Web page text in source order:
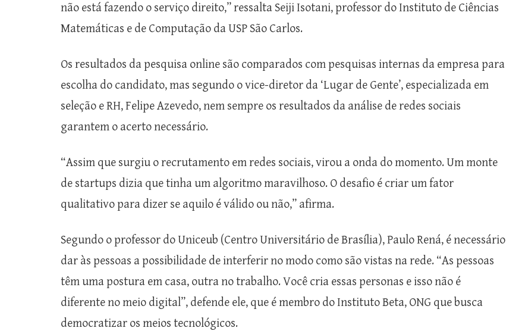
não está fazendo o serviço direito,” ressalta Seiji Isotani, professor do Instituto de Ciências
Matemáticas e de Computação da USP São Carlos.
Os resultados da pesquisa online são comparados com pesquisas internas da empresa para
escolha do candidato, mas segundo o vice-diretor da ‘Lugar de Gente’, especializada em
seleção e RH, Felipe Azevedo, nem sempre os resultados da análise de redes sociais
garantem o acerto necessário.
“Assim que surgiu o recrutamento em redes sociais, virou a onda do momento. Um monte
de startups dizia que tinha um algoritmo maravilhoso. O desafio é criar um fator
qualitativo para dizer se aquilo é válido ou não,” afirma.
Segundo o professor do Uniceub (Centro Universitário de Brasília), Paulo Rená, é necessário
dar às pessoas a possibilidade de interferir no modo como são vistas na rede. “As pessoas
têm uma postura em casa, outra no trabalho. Você cria essas personas e isso não é
diferente no meio digital”, defende ele, que é membro do Instituto Beta, ONG que busca
democratizar os meios tecnológicos.